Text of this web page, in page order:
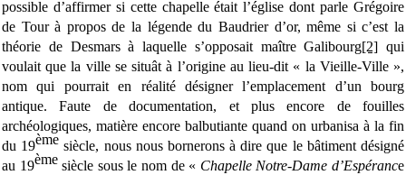
possible d’affirmer si cette chapelle était l’église dont parle Grégoire
de Tour à propos de la légende du Baudrier d’or, même si c’est la
théorie de Desmars à laquelle s’opposait maître Galibourg[2] qui
voulait que la ville se situât à l’origine au lieu-dit « la Vieille-Ville »,
nom qui pourrait en réalité désigner l’emplacement d’un bourg
antique. Faute de documentation, et plus encore de fouilles
archéologiques, matière encore balbutiante quand on urbanisa à la fin
du 19ème siècle, nous nous bornerons à dire que le bâtiment désigné
au 19èmesiècle sous le nom de « Chapelle Notre-Dame d’Espérance